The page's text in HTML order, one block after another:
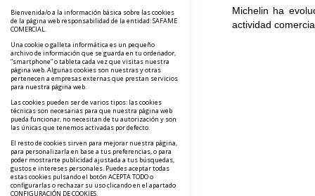
Michelin ha
actividad
Bienvenida/o a la información básica sobre las cookies
de la página web responsabilidad de la entidad: SAFAME
COMERCIAL.
Una cookie o galleta informática es un pequeño
archivo de información que se guarda en tu ordenador,
“smartphone” o tableta cada vez que visitas nuestra
página web. Algunas cookies son nuestras y otras
pertenecen a empresas externas que prestan servicios
para nuestra página web.
Las cookies pueden ser de varios tipos: las cookies
técnicas son necesarias para que nuestra página web
pueda funcionar, no necesitan de tu autorización y son
las únicas que tenemos activadas por defecto.
El resto de cookies sirven para mejorar nuestra página,
para personalizarla en base a tus preferencias, o para
poder mostrarte publicidad ajustada a tus búsquedas,
gustos e intereses personales. Puedes aceptar todas
estas cookies pulsando el botón ACEPTA TODO o
configurarlas o rechazar su uso clicando en el apartado
CONFIGURACIÓN DE COOKIES.